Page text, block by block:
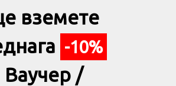
вземете
-10%
Ваучер /